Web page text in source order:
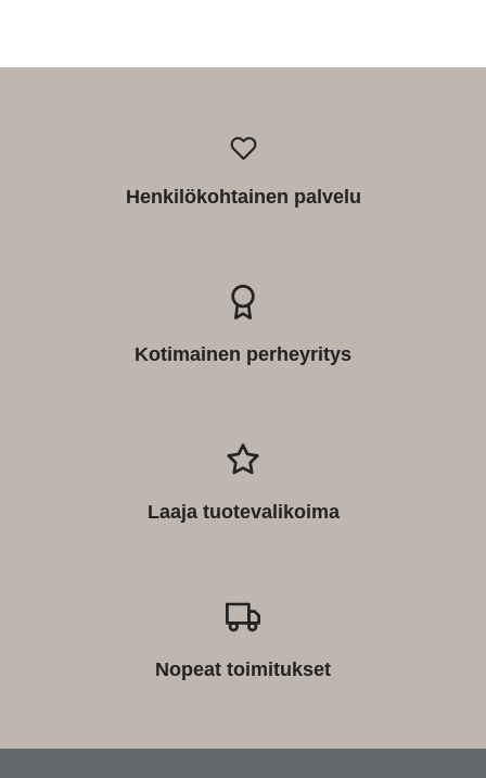
Henkilökohtainen palvelu
Kotimainen perheyritys
Laaja tuotevalikoima
Nopeat toimitukset